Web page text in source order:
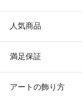
人気商品
満足保証
アートの飾り方